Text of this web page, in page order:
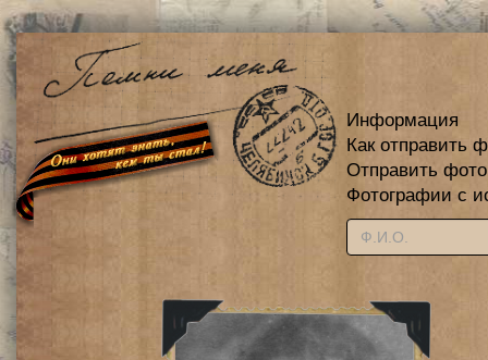
Информация
Как отправить
Отправить
Фотографии с